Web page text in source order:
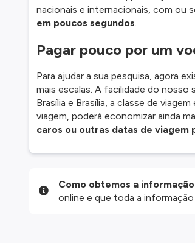
nacionais e internacionais, com ou
em poucos segundos.
Pagar pouco por um
Para ajudar a sua pesquisa, agora
mais escalas. A facilidade do nosso
Brasília e Brasília, a classe de
viagem, poderá economizar ainda
caros ou outras datas de viagem
Como obtemos a
online e que toda a